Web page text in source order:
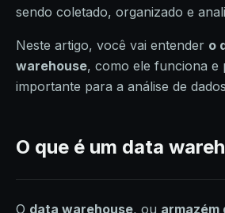
sendo coletado, organizado e
Neste artigo, você vai entender o
warehouse, como ele funciona e
importante para a análise de
O que é um data
O data warehouse, ou armazém